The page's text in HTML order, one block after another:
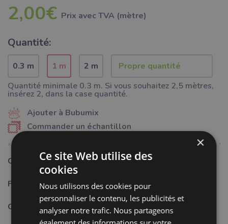
2,00€ Prix ​​avec TVA (mètre)
Quantité:
0.3 m 1 m
2 m
Quantité minimale 0.3 m. Si vous souhaitez 2,5 mètres,
insérez 2, dans la case quantité.
Ajouter à Bubumix
Commander un échantillon
Catégorie: Mercerie
Fabricant: Bubulákovo s.r.o www.bubutissus,fr
Composition: 100%PES
×
Ce site Web utilise des
cookies
Nous utilisons des cookies pour
personnaliser le contenu, les publicités et
analyser notre trafic. Nous partageons